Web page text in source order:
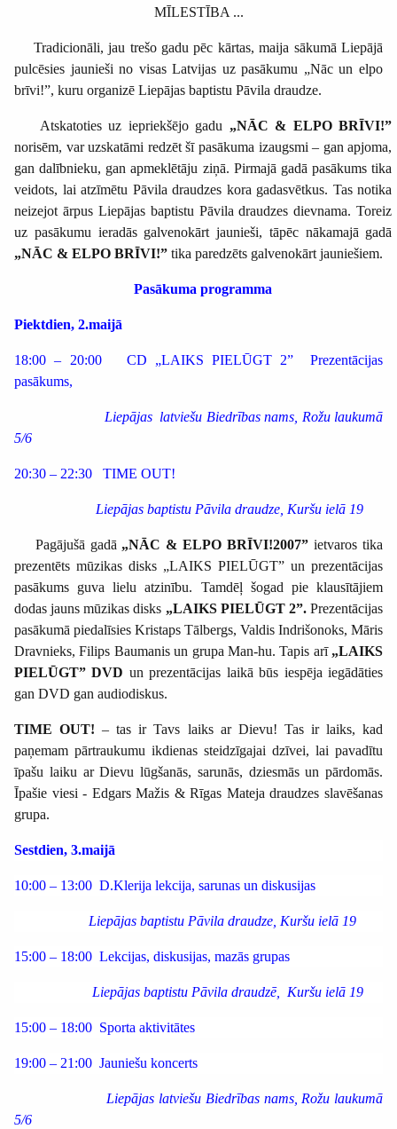
MĪLESTĪBA ...
Tradicionāli, jau trešo gadu pēc kārtas, maija sākumā Liepājā
pulcēsies jaunieši no visas Latvijas uz pasākumu „Nāc un elpo
brīvi!”, kuru organizē Liepājas baptistu Pāvila draudze.
Atskatoties uz iepriekšējo gadu „NĀC & ELPO BRĪVI!”
norisēm, var uzskatāmi redzēt šī pasākuma izaugsmi – gan apjoma,
gan dalībnieku, gan apmeklētāju ziņā. Pirmajā gadā pasākums tika
veidots, lai atzīmētu Pāvila draudzes kora gadasvētkus. Tas notika
neizejot ārpus Liepājas baptistu Pāvila draudzes dievnama. Toreiz
uz pasākumu ieradās galvenokārt jaunieši, tāpēc nākamajā gadā
„NĀC & ELPO BRĪVI!” tika paredzēts galvenokārt jauniešiem.
Pasākuma programma
Piektdien, 2.maijā
18:00 – 20:00 CD „LAIKS PIELŪGT 2” Prezentācijas
pasākums,
Liepājas latviešu Biedrības nams, Rožu laukumā
5/6
20:30 – 22:30 TIME OUT!
Liepājas baptistu Pāvila draudze, Kuršu ielā 19
Pagājušā gadā „NĀC & ELPO BRĪVI!2007” ietvaros tika
prezentēts mūzikas disks „LAIKS PIELŪGT” un prezentācijas
pasākums guva lielu atzinību. Tamdēļ šogad pie klausītājiem
dodas jauns mūzikas disks „LAIKS PIELŪGT 2”.Prezentācijas
pasākumā piedalīsies Kristaps Tālbergs, Valdis Indrišonoks, Māris
Dravnieks, Filips Baumanis un grupa Man-hu. Tapis arī „LAIKS
PIELŪGT” DVD un prezentācijas laikā būs iespēja iegādāties
gan DVD gan audiodiskus.
TIME OUT! – tas ir Tavs laiks ar Dievu! Tas ir laiks, kad
paņemam pārtraukumu ikdienas steidzīgajai dzīvei, lai pavadītu
īpašu laiku ar Dievu lūgšanās, sarunās, dziesmās un pārdomās.
Īpašie viesi - Edgars Mažis & Rīgas Mateja draudzes slavēšanas
grupa.
Sestdien, 3.maijā
10:00 – 13:00 D.Klerija lekcija, sarunas un diskusijas
Liepājas baptistu Pāvila draudze, Kuršu ielā 19
15:00 – 18:00 Lekcijas, diskusijas, mazās grupas
Liepājas baptistu Pāvila draudzē, Kuršu ielā 19
15:00 – 18:00 Sporta aktivitātes
19:00 – 21:00 Jauniešu koncerts
Liepājas latviešu Biedrības nams, Rožu laukumā
5/6